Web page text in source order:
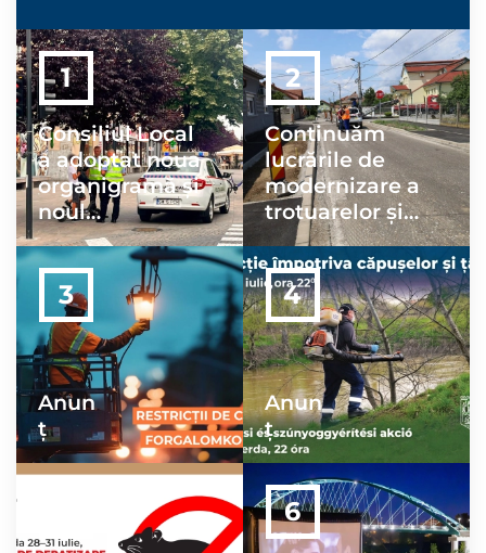
Consiliul Local
a adoptat noua
organigramă și
noul
regulament de
organizare ale
Poliției Locale
Satu Mare
Continuăm
lucrările de
modernizare a
trotuarelor și
străzilor din
oraș
Anun
ț
Anun
ț